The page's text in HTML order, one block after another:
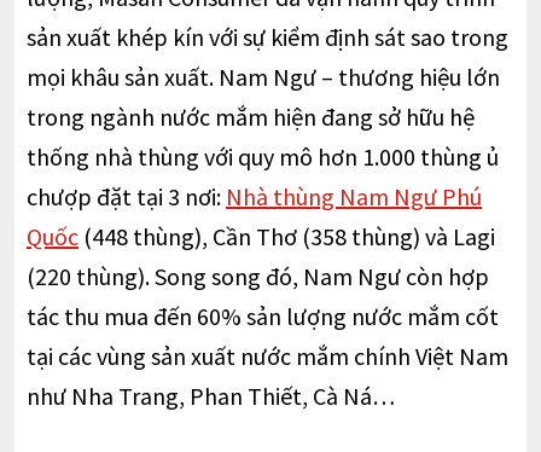
sản xuất khép kín với sự kiểm định sát sao trong
mọi khâu sản xuất. Nam Ngư – thương hiệu lớn
trong ngành nước mắm hiện đang sở hữu hệ
thống nhà thùng với quy mô hơn 1.000 thùng ủ
chượp đặt tại 3 nơi: Nhà thùng Nam Ngư Phú
Quốc (448 thùng), Cần Thơ (358 thùng) và Lagi
(220 thùng). Song song đó, Nam Ngư còn hợp
tác thu mua đến 60% sản lượng nước mắm cốt
tại các vùng sản xuất nước mắm chính Việt Nam
như Nha Trang, Phan Thiết, Cà Ná…